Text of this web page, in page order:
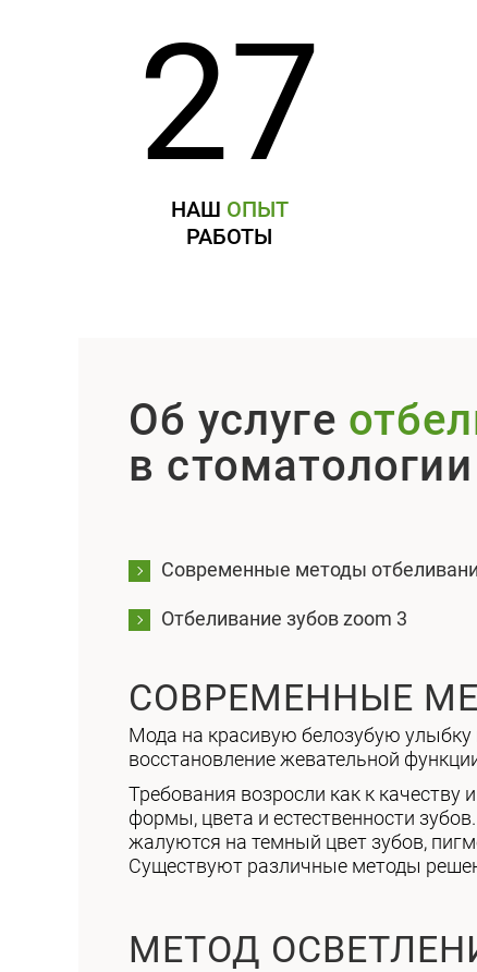
27
НАШ ОПЫТ
РАБОТЫ
Об услуге
в
Современные методы
Отбеливание зубов zoom 3
СОВРЕМЕННЫЕ
Мода на красивую белозубую улыбку
восстановление жевательной
Требования возросли как к качеству
формы, цвета и естественности
жалуются на темный цвет зубов,
Существуют различные методы
МЕТОД